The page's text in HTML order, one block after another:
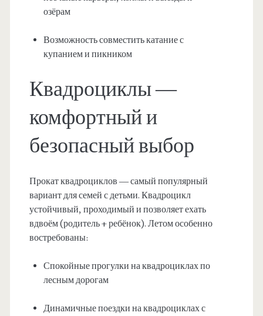
озёрам
Возможность совместить катание с
купанием и пикником
Квадроциклы —
комфортный и
безопасный выбор
Прокат квадроциклов — самый популярный
вариант для семей с детьми. Квадроцикл
устойчивый, проходимый и позволяет ехать
вдвоём (родитель + ребёнок). Летом особенно
востребованы:
Спокойные прогулки на квадроциклах по
лесным дорогам
Динамичные поездки на квадроциклах с